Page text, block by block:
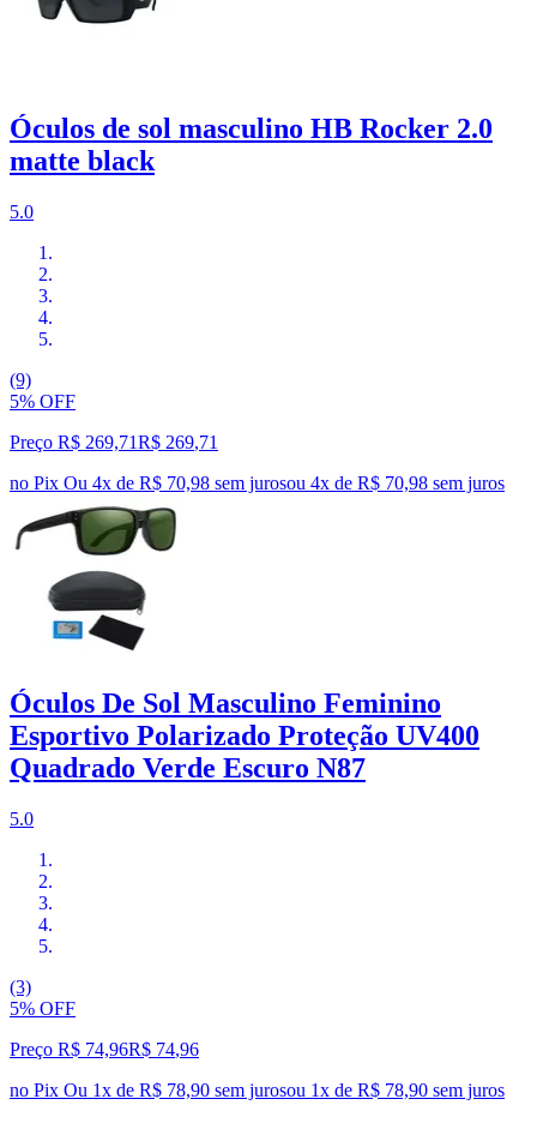
Óculos de sol masculino HB Rocker 2.0
matte black
5.0
(9)
5% OFF
Preço R$ 269,71R$ 269,71
no Pix Ou 4x de R$ 70,98 sem jurosou 4x de R$ 70,98 sem juros
Óculos De Sol Masculino Feminino
Esportivo Polarizado Proteção UV400
Quadrado Verde Escuro N87
5.0
(3)
5% OFF
Preço R$ 74,96R$ 74,96
no Pix Ou 1x de R$ 78,90 sem jurosou 1x de R$ 78,90 sem juros